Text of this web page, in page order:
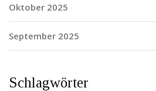
Oktober 2025
September 2025
Schlagwörter